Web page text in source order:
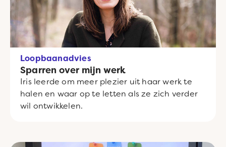
Loopbaanadvies
Sparren over mijn werk
Iris leerde om meer plezier uit haar werk te
halen en waar op te letten als ze zich verder
wil ontwikkelen.